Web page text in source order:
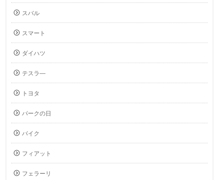
スバル
スマート
ダイハツ
テスラ―
トヨタ
パークの日
バイク
フィアット
フェラーリ